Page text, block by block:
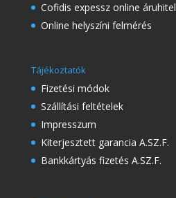
Cofidis expessz online áruhitel
Online helyszíni felmérés
Tájékoztatók
Fizetési módok
Szállítási feltételek
Impresszum
Kiterjesztett garancia A.SZ.F.
Bankkártyás fizetés A.SZ.F.